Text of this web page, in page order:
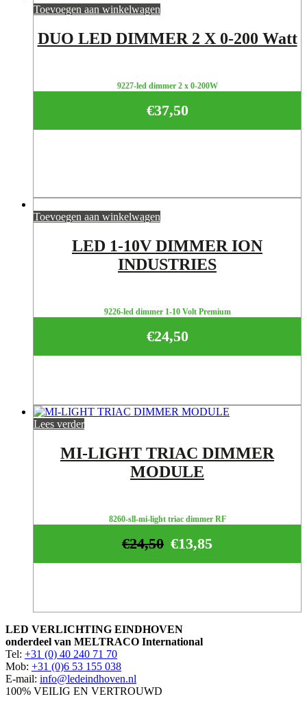
Toevoegen aan winkelwagen
DUO LED DIMMER 2 X 0-200 Watt
9227-led dimmer 2 x 0-200W
€37,50
Toevoegen aan winkelwagen
LED 1-10V DIMMER ION
INDUSTRIES
9226-led dimmer 1-10 Volt Premium
€24,50
Lees verder
MI-LIGHT TRIAC DIMMER
MODULE
8260-sll-mi-light triac dimmer RF
€13,85
€24,50
LED VERLICHTING EINDHOVEN
onderdeel van MELTRACO International
Tel: +31 (0) 40 240 71 70
Mob: +31 (0)6 53 155 038
E-mail: info@ledeindhoven.nl
100% VEILIG EN VERTROUWD